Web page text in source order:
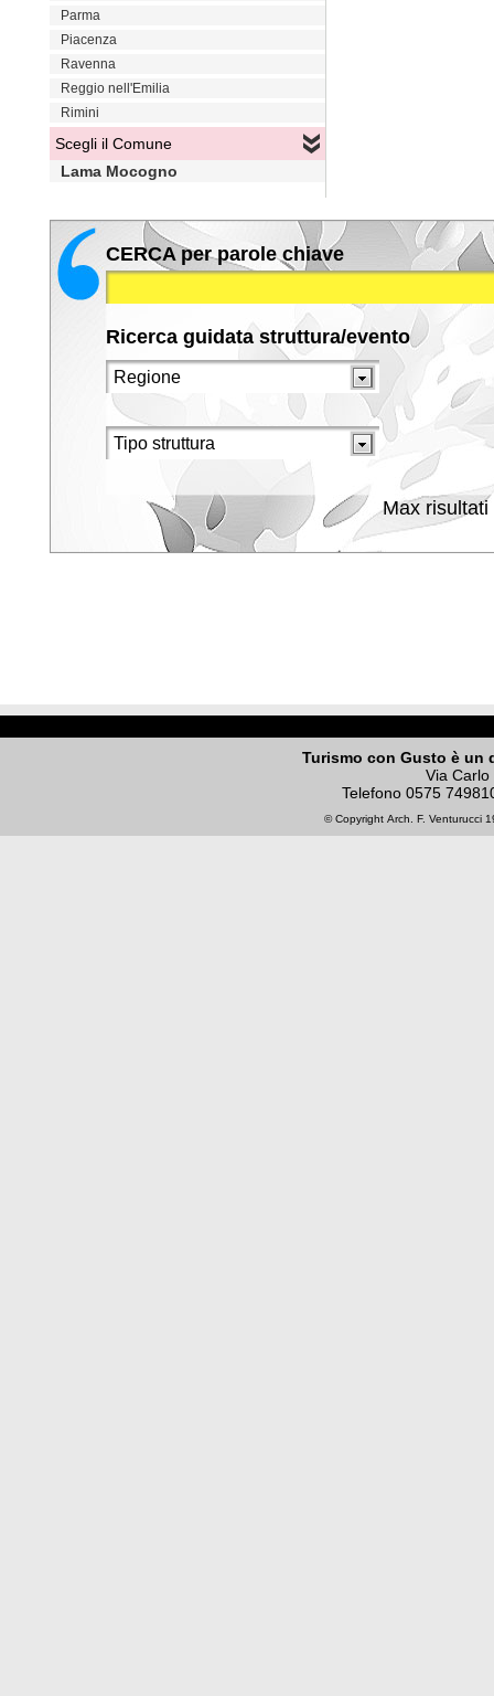
Parma
Piacenza
Ravenna
Reggio nell'Emilia
Rimini
Scegli il Comune
Lama Mocogno
CERCA per parole chiave
Ricerca guidata struttura/evento
Max risultati
Turismo con Gusto è un
Via
Telefono 0575
© Copyright Arch. F. Venturucci